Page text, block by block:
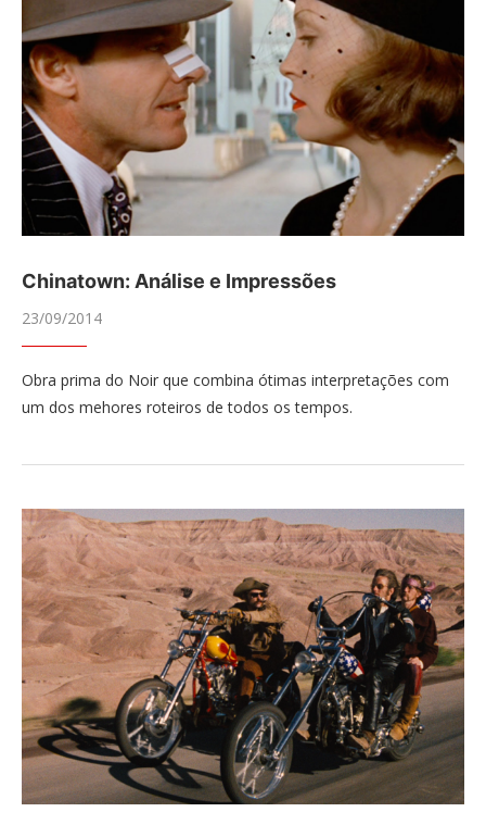
Chinatown: Análise e Impressões
23/09/2014
Obra prima do Noir que combina ótimas interpretações com
um dos mehores roteiros de todos os tempos.